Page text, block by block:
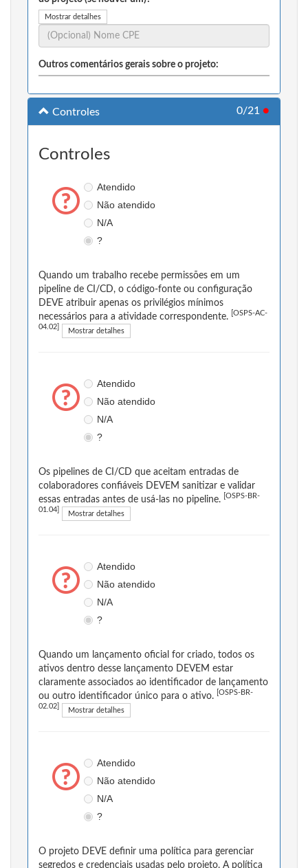
Mostrar detalhes
Outros comentários gerais sobre o projeto:
Controles 0/21 ●
Controles
Atendido
Não atendido
N/A
?
Quando um trabalho recebe permissões em um
pipeline de CI/CD, o código-fonte ou configuração
DEVE atribuir apenas os privilégios mínimos
necessários para a atividade correspondente.
[OSPS-AC-
04.02] Mostrar detalhes
Atendido
Não atendido
N/A
?
Os pipelines de CI/CD que aceitam entradas de
colaboradores confiáveis DEVEM sanitizar e validar
essas entradas antes de usá-las no pipeline.
[OSPS-BR-
01.04] Mostrar detalhes
Atendido
Não atendido
N/A
?
Quando um lançamento oficial for criado, todos os
ativos dentro desse lançamento DEVEM estar
claramente associados ao identificador de lançamento
ou outro identificador único para o ativo.
[OSPS-BR-
02.02] Mostrar detalhes
Atendido
Não atendido
N/A
?
O projeto DEVE definir uma política para gerenciar
segredos e credenciais usadas pelo projeto. A política